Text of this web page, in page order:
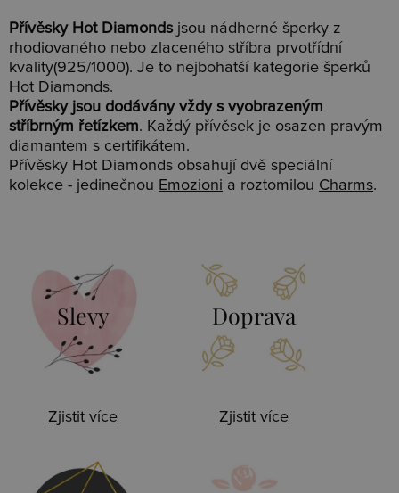
Přívěsky Hot Diamonds jsou nádherné šperky z
rhodiovaného nebo zlaceného stříbra prvotřídní
kvality(925/1000). Je to nejbohatší kategorie šperků
Hot Diamonds.
Přívěsky jsou dodávány vždy s vyobrazeným
stříbrným řetízkem. Každý přívěsek je osazen pravým
diamantem s certifikátem.
Přívěsky Hot Diamonds obsahují dvě speciální
kolekce - jedinečnou Emozioni a roztomilou Charms.
Slevy
Zjistit více
Doprava
Zjistit více